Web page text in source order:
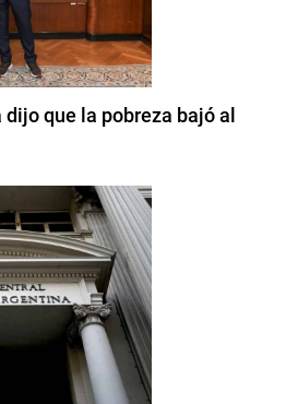
que la pobreza bajó al